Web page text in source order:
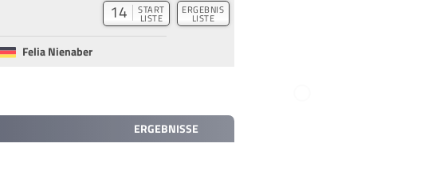
14 START
LISTE
ERGEBNIS
LISTE
Felia Nienaber
ERGEBNISSE